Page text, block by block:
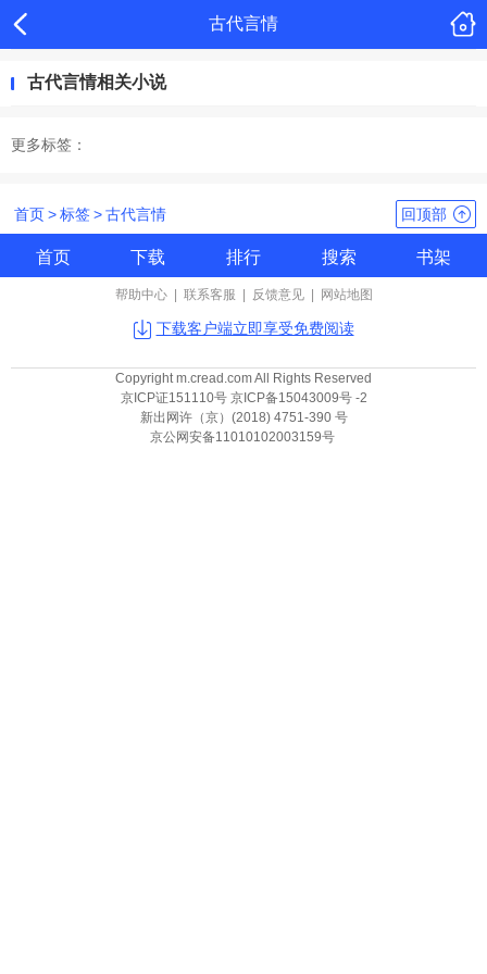
古代言情
古代言情相关小说
更多标签：
首页>标签>古代言情 回顶部
首页 下载 排行 搜索 书架
帮助中心 联系客服 反馈意见 网站地图
下载客户端立即享受免费阅读
Copyright m.cread.com All Rights Reserved
京ICP证151110号 京ICP备15043009号 -2
新出网许（京）(2018) 4751-390 号
京公网安备11010102003159号